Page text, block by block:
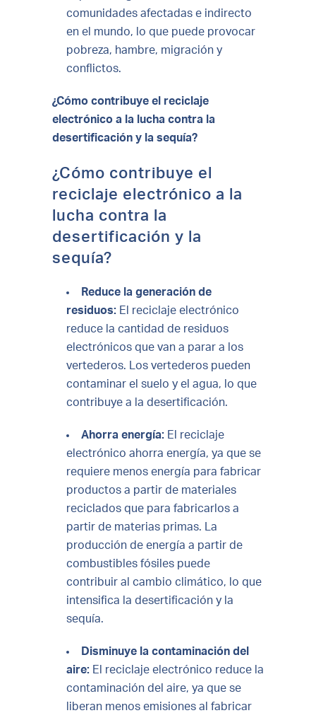
comunidades afectadas e indirecto
en el mundo, lo que puede provocar
pobreza, hambre, migración y
conflictos.
¿Cómo contribuye el reciclaje
electrónico a la lucha contra la
desertificación y la sequía?
¿Cómo contribuye el
reciclaje electrónico a la
lucha contra la
desertificación y la
sequía?
Reduce la generación de
residuos: El reciclaje electrónico
reduce la cantidad de residuos
electrónicos que van a parar a los
vertederos. Los vertederos pueden
contaminar el suelo y el agua, lo que
contribuye a la desertificación.
Ahorra energía: El reciclaje
electrónico ahorra energía, ya que se
requiere menos energía para fabricar
productos a partir de materiales
reciclados que para fabricarlos a
partir de materias primas. La
producción de energía a partir de
combustibles fósiles puede
contribuir al cambio climático, lo que
intensifica la desertificación y la
sequía.
Disminuye la contaminación del
aire: El reciclaje electrónico reduce la
contaminación del aire, ya que se
liberan menos emisiones al fabricar